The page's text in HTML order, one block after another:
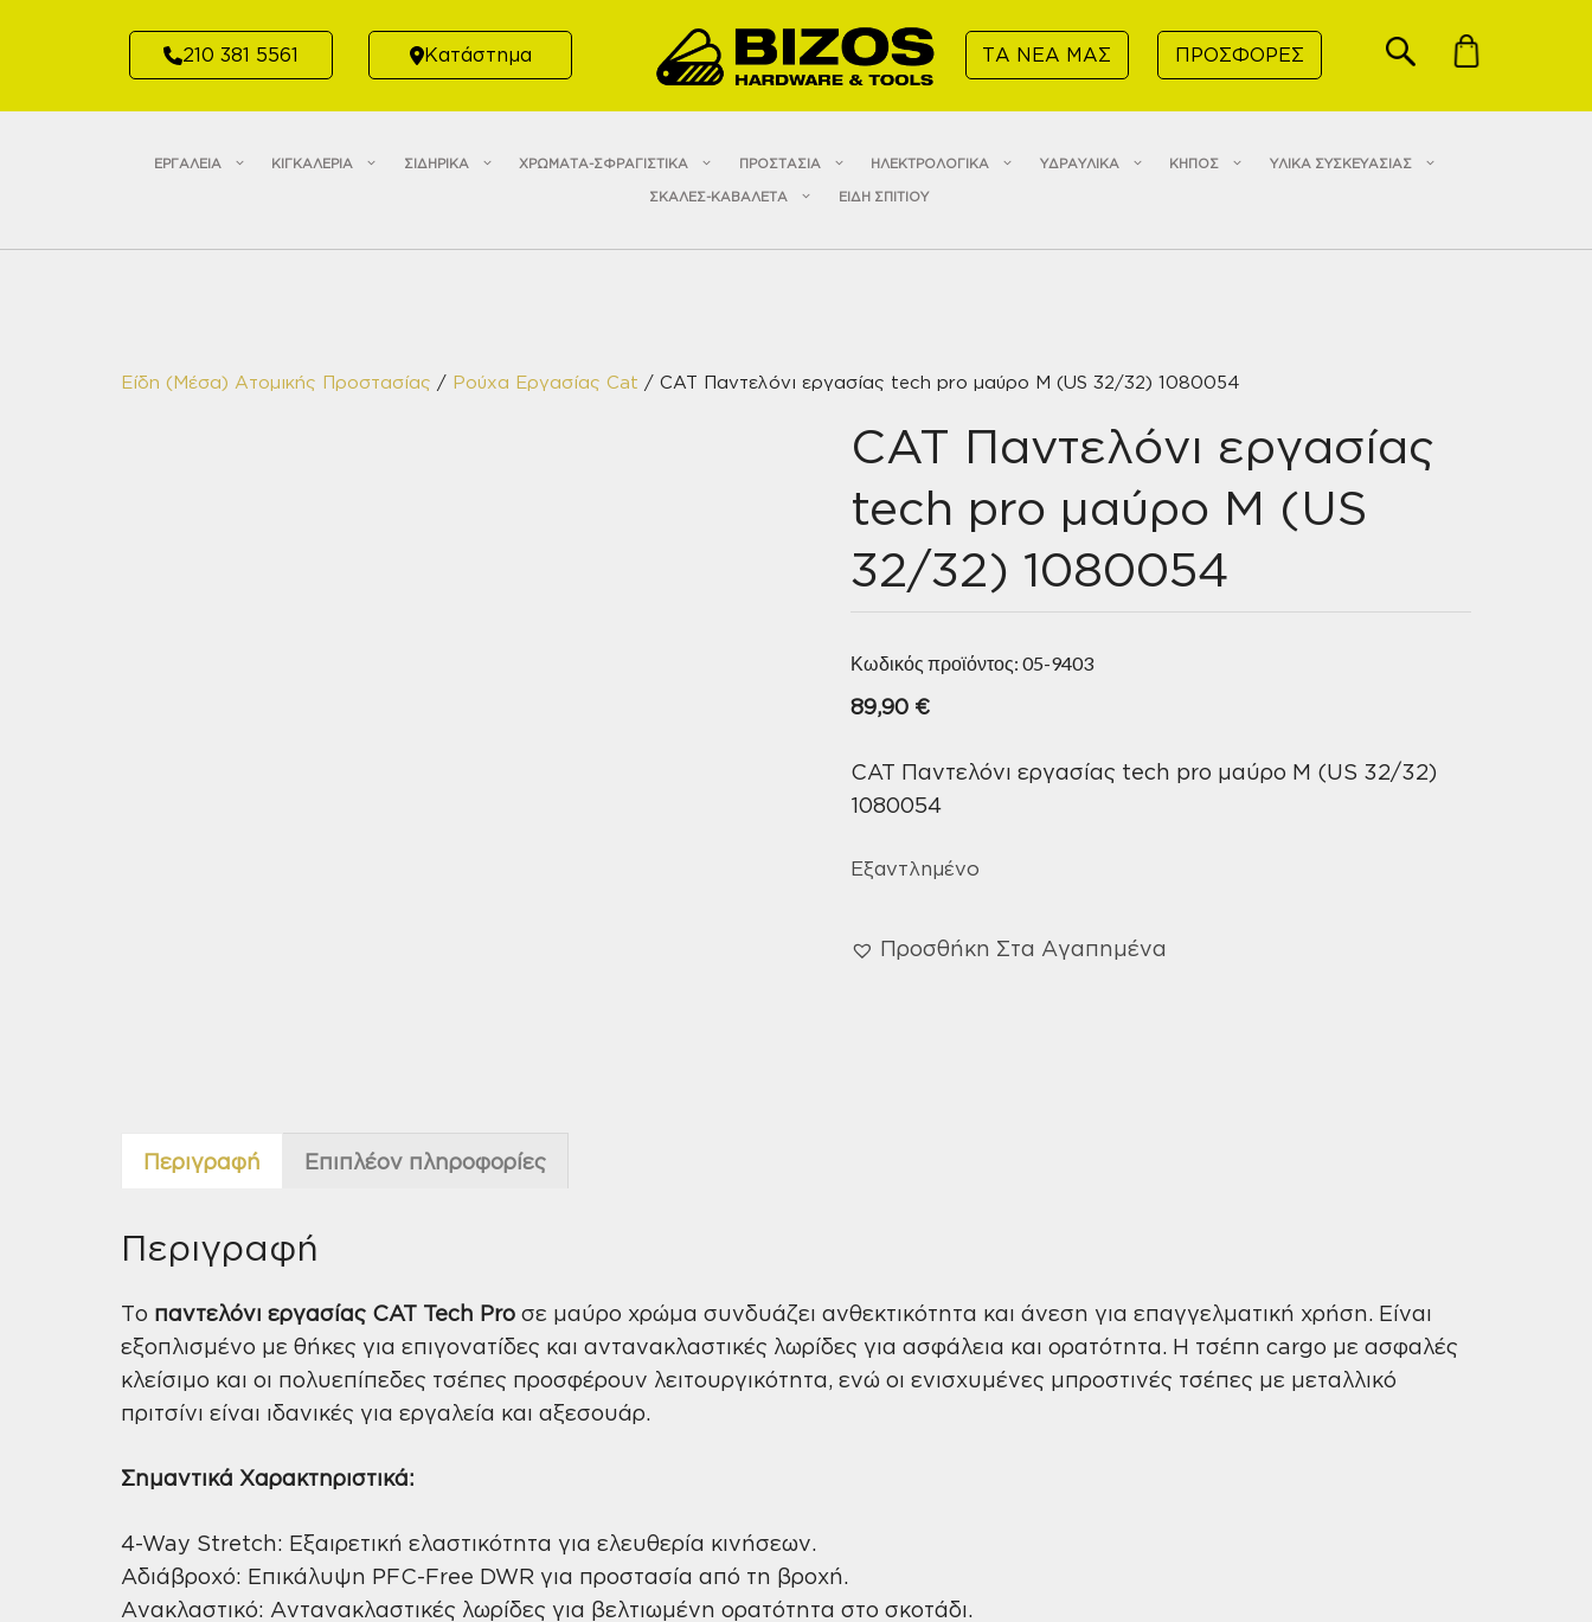
περιεχόμενο
210 381 5561 Κατάστημα ΤΑ ΝΕΑ ΜΑΣ ΠΡΟΣΦΟΡΕΣ
ΕΡΓΑΛΕΙΑ ΚΙΓΚΑΛΕΡΙΑ ΣΙΔΗΡΙΚΑ ΧΡΩΜΑΤΑ-ΣΦΡΑΓΙΣΤΙΚΑ ΠΡΟΣΤΑΣΙΑ ΗΛΕΚΤΡΟΛΟΓΙΚΑ ΥΔΡΑΥΛΙΚΑ ΚΗΠΟΣ ΥΛΙΚΑ ΣΥΣΚΕΥΑΣΙΑΣ
ΣΚΑΛΕΣ-ΚΑΒΑΛΕΤΑ ΕΙΔΗ ΣΠΙΤΙΟΥ
Είδη (Μέσα) Ατομικής Προστασίας / Ρούχα Εργασίας Cat / CAT Παντελόνι εργασίας tech pro μαύρο M (US 32/32) 1080054
CAT Παντελόνι εργασίας
tech pro μαύρο M (US
32/32) 1080054
Κωδικός προϊόντος: 05-9403
89,90 €
CAT Παντελόνι εργασίας tech pro μαύρο M (US 32/32)
1080054
Εξαντλημένο
Προσθήκη Στα Αγαπημένα
Περιγραφή Επιπλέον πληροφορίες
Περιγραφή
Το παντελόνι εργασίας CAT Tech Pro σε μαύρο χρώμα συνδυάζει ανθεκτικότητα και άνεση για επαγγελματική χρήση. Είναι
εξοπλισμένο με θήκες για επιγονατίδες και αντανακλαστικές λωρίδες για ασφάλεια και ορατότητα. Η τσέπη cargo με ασφαλές
κλείσιμο και οι πολυεπίπεδες τσέπες προσφέρουν λειτουργικότητα, ενώ οι ενισχυμένες μπροστινές τσέπες με μεταλλικό
πριτσίνι είναι ιδανικές για εργαλεία και αξεσουάρ.
Σημαντικά Χαρακτηριστικά:
4-Way Stretch: Εξαιρετική ελαστικότητα για ελευθερία κινήσεων.
Αδιάβροχό: Επικάλυψη PFC-Free DWR για προστασία από τη βροχή.
Ανακλαστικό: Αντανακλαστικές λωρίδες για βελτιωμένη ορατότητα στο σκοτάδι.